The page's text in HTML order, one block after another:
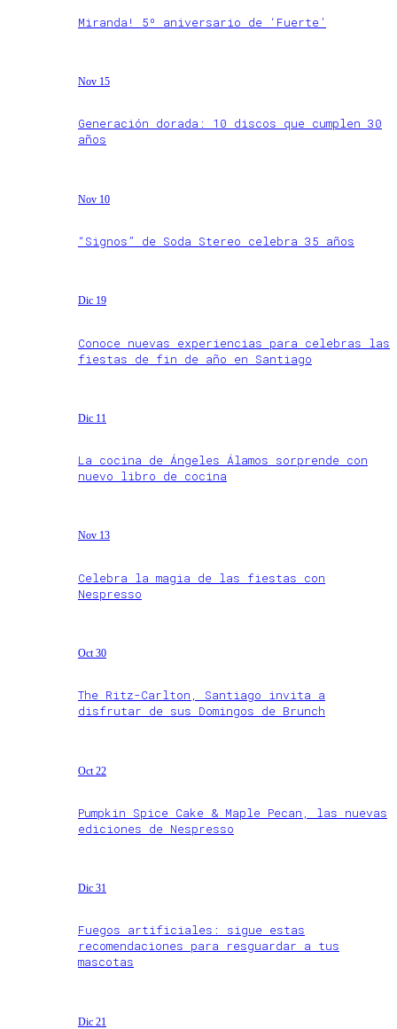
Miranda! 5º aniversario de ‘Fuerte’
Nov 15
Generación dorada: 10 discos que cumplen 30
años
Nov 10
“Signos” de Soda Stereo celebra 35 años
Dic 19
Conoce nuevas experiencias para celebras las
fiestas de fin de año en Santiago
Dic 11
La cocina de Ángeles Álamos sorprende con
nuevo libro de cocina
Nov 13
Celebra la magia de las fiestas con
Nespresso
Oct 30
The Ritz-Carlton, Santiago invita a
disfrutar de sus Domingos de Brunch
Oct 22
Pumpkin Spice Cake & Maple Pecan, las nuevas
ediciones de Nespresso
Dic 31
Fuegos artificiales: sigue estas
recomendaciones para resguardar a tus
mascotas
Dic 21